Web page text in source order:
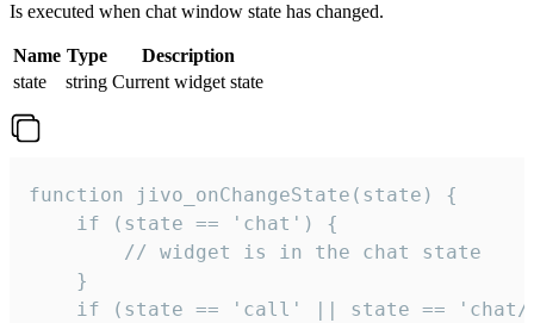
Is executed when chat window state has changed.
Name Type
Description
state
string Current widget state
function jivo_onChangeState(state) {
    if (state == 'chat') {
        // widget is in the chat state
    }
if (state == 'call' || state ==